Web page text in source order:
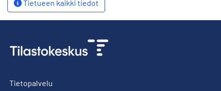
Tietueen kaikki tiedot
Tietopalvelu